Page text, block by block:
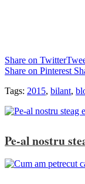
Share on Twitter
Share on Pinterest
Tags: 2015, bilant,
Pe-al nostru